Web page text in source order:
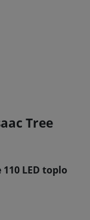
Tree
LED toplo